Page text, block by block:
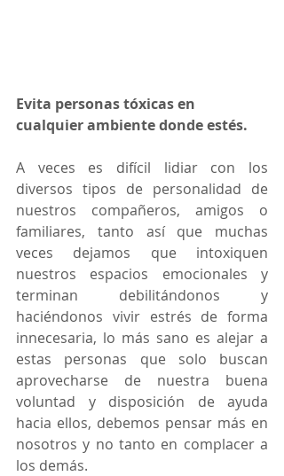
Evita personas tóxicas en
cualquier ambiente donde estés.
A veces es difícil lidiar con los
diversos tipos de personalidad de
nuestros compañeros, amigos o
familiares, tanto así que muchas
veces dejamos que intoxiquen
nuestros espacios emocionales y
terminan debilitándonos y
haciéndonos vivir estrés de forma
innecesaria, lo más sano es alejar a
estas personas que solo buscan
aprovecharse de nuestra buena
voluntad y disposición de ayuda
hacia ellos, debemos pensar más en
nosotros y no tanto en complacer a
los demás.